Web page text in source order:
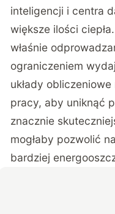
inteligencji i centra
większe ilości
właśnie
ograniczeniem
układy
pracy, aby uniknąć
znacznie
mogłaby pozwolić
bardziej